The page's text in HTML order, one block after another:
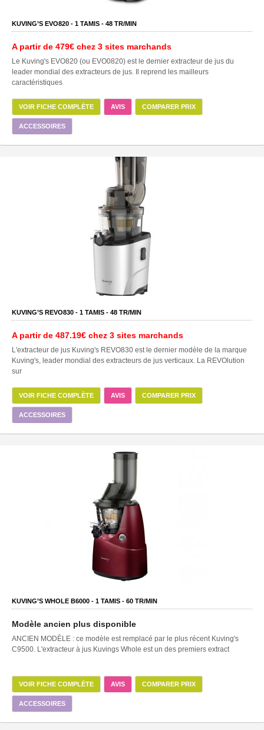
KUVING’S EVO820 - 1 TAMIS - 48 TR/MIN
A partir de 479€ chez 3 sites marchands
Le Kuving's EVO820 (ou EVO0820) est le dernier extracteur de jus du
leader mondial des extracteurs de jus. Il reprend les mailleurs
caractéristiques
VOIR FICHE COMPLÈTE AVIS COMPARER PRIX
ACCESSOIRES
KUVING’S REVO830 - 1 TAMIS - 48 TR/MIN
A partir de 487.19€ chez 3 sites marchands
L'extracteur de jus Kuving's REVO830 est le dernier modèle de la marque
Kuving's, leader mondial des extracteurs de jus verticaux. La REVOlution
sur
VOIR FICHE COMPLÈTE AVIS COMPARER PRIX
ACCESSOIRES
KUVING’S WHOLE B6000 - 1 TAMIS - 60 TR/MIN
Modèle ancien plus disponible
ANCIEN MODÈLE : ce modèle est remplacé par le plus récent Kuving's
C9500. L'extracteur à jus Kuvings Whole est un des premiers extract
VOIR FICHE COMPLÈTE AVIS COMPARER PRIX
ACCESSOIRES